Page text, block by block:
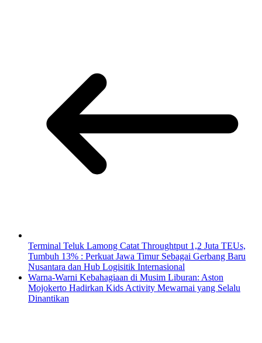
Terminal Teluk Lamong Catat Throughtput 1,2 Juta TEUs,
Tumbuh 13% : Perkuat Jawa Timur Sebagai Gerbang Baru
Nusantara dan Hub Logisitik Internasional
Warna-Warni Kebahagiaan di Musim Liburan: Aston
Mojokerto Hadirkan Kids Activity Mewarnai yang Selalu
Dinantikan